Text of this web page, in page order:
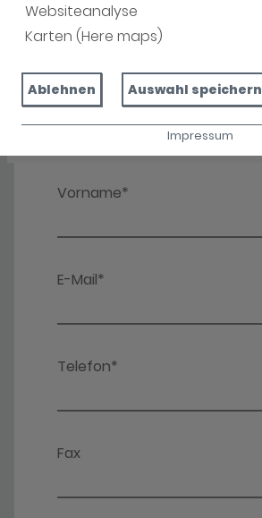
Websiteanalyse
Karten (Here maps)
Ablehnen Auswahl speichern
Impressum